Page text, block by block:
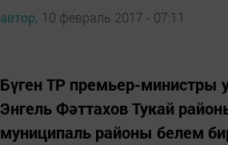
автор, 10 февраль 2017 - 07:11
Бүген ТР премьер-
Энгель Фәттахов Тукай
муниципаль районы белем